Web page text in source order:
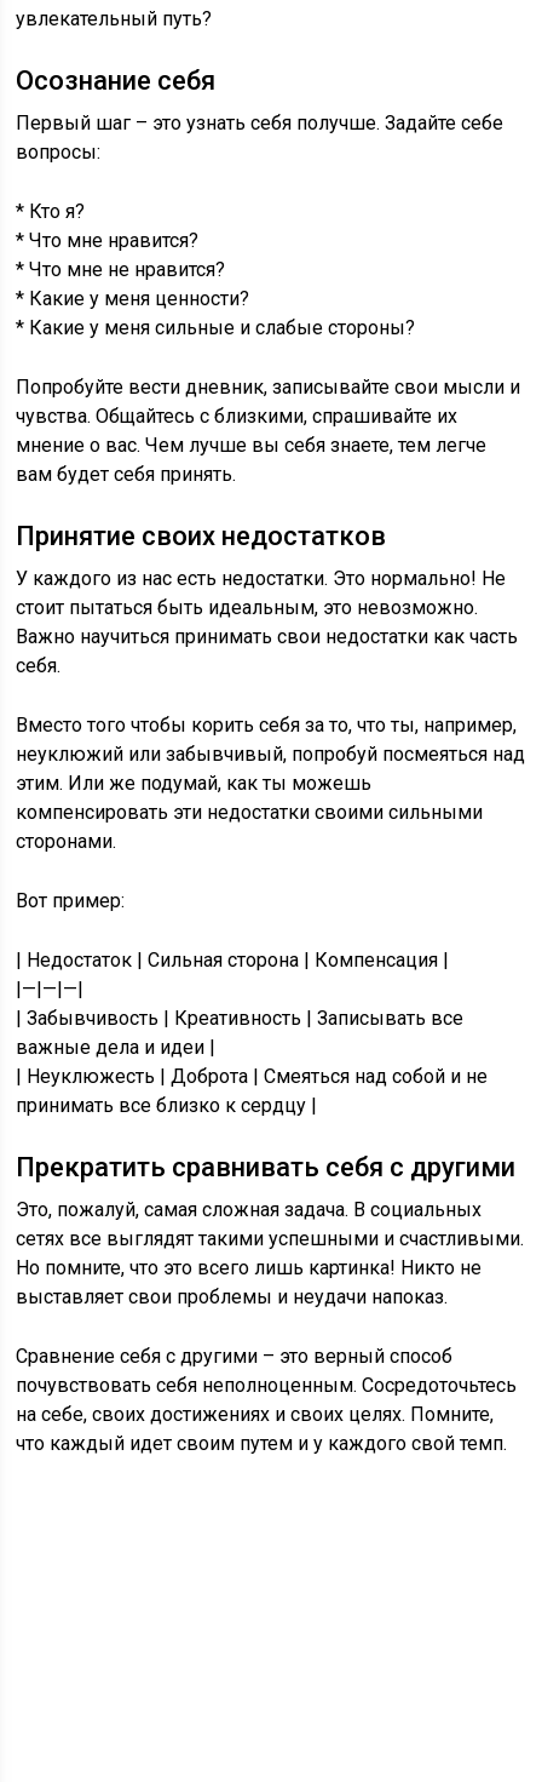
увлекательный путь?
Осознание себя
Первый шаг – это узнать себя получше. Задайте себе
вопросы:
* Кто я?
* Что мне нравится?
* Что мне не нравится?
* Какие у меня ценности?
* Какие у меня сильные и слабые стороны?
Попробуйте вести дневник, записывайте свои мысли и
чувства. Общайтесь с близкими, спрашивайте их
мнение о вас. Чем лучше вы себя знаете, тем легче
вам будет себя принять.
Принятие своих недостатков
У каждого из нас есть недостатки. Это нормально! Не
стоит пытаться быть идеальным, это невозможно.
Важно научиться принимать свои недостатки как часть
себя.
Вместо того чтобы корить себя за то, что ты, например,
неуклюжий или забывчивый, попробуй посмеяться над
этим. Или же подумай, как ты можешь
компенсировать эти недостатки своими сильными
сторонами.
Вот пример:
| Недостаток | Сильная сторона | Компенсация |
|—|—|—|
| Забывчивость | Креативность | Записывать все
важные дела и идеи |
| Неуклюжесть | Доброта | Смеяться над собой и не
принимать все близко к сердцу |
Прекратить сравнивать себя с другими
Это, пожалуй, самая сложная задача. В социальных
сетях все выглядят такими успешными и счастливыми.
Но помните, что это всего лишь картинка! Никто не
выставляет свои проблемы и неудачи напоказ.
Сравнение себя с другими – это верный способ
почувствовать себя неполноценным. Сосредоточьтесь
на себе, своих достижениях и своих целях. Помните,
что каждый идет своим путем и у каждого свой темп.